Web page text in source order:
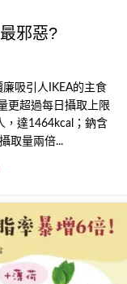
邪惡?
吸引人IKEA的主食
更超過每日攝取上限
，達1464kcal；鈉含
取量兩倍...